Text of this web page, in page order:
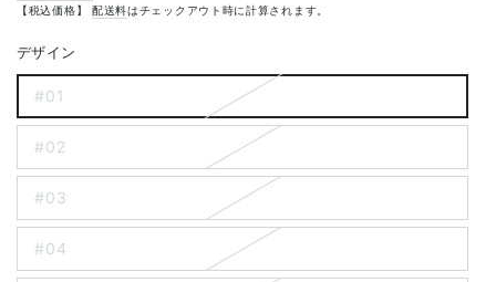
【税込価格】 配送料はチェックアウト時に計算されます。
デザイン
#01
#02
#03
#04